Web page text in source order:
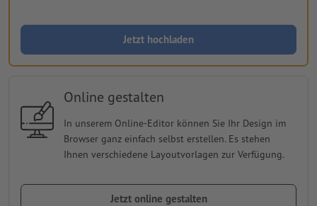
Jetzt hochladen
Online gestalten
In unserem Online-Editor können Sie Ihr Design im
Browser ganz einfach selbst erstellen. Es stehen
Ihnen verschiedene Layoutvorlagen zur Verfügung.
Jetzt online gestalten